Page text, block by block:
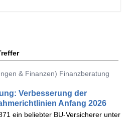
& Finanzen) Finanzberatung
Verbesserung der
Anfang 2026
ein beliebter BU-Versicherer unter